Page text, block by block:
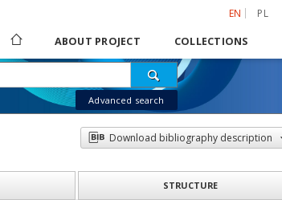
EN PL
ABOUT PROJECT COLLECTIONS
Advanced search
Download bibliography description
STRUCTURE